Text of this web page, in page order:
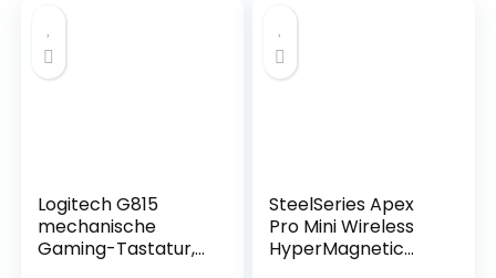
Logitech G815
mechanische
Gaming-Tastatur,
SteelSeries Apex
Pro Mini Wireless
HyperMagnetic